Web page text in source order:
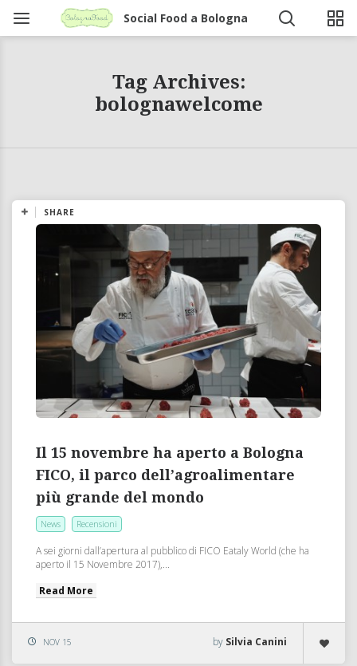
Social Food a Bologna
Tag Archives:
bolognawelcome
SHARE
Il 15 novembre ha aperto a Bologna
FICO, il parco dell’agroalimentare
più grande del mondo
News Recensioni
A sei giorni dall’apertura al pubblico di FICO Eataly World (che ha
aperto il 15 Novembre 2017),...
Read More
NOV 15 by Silvia Canini